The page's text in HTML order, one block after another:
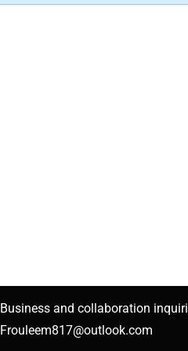
Business and collaboration
Frouleem817@outlook.com